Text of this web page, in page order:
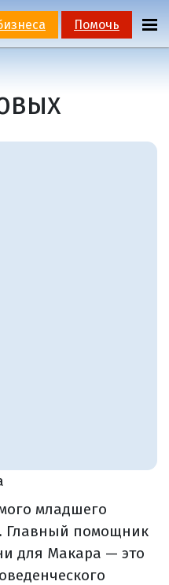
Помочь
младшего
Главный помощник
для Макара — это